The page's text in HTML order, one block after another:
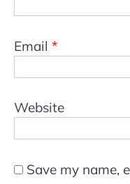
Email *
Website
Save my name,